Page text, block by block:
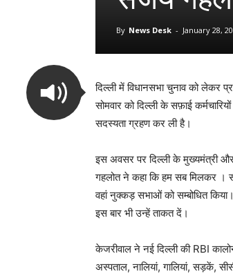
By News Desk - January 28,
दिल्ली में विधानसभा चुनाव को लेकर
सोमवार को दिल्ली के सफ़ाई
सदस्यता ग्रहण कर ली है।
इस अवसर पर दिल्ली के मुख्यमंत्री और
गहलोत ने कहा कि हम सब मिलकर ।
वहां नुक्कड़ सभाओं को सम्बोधित
इस बार भी उन्हें ताकत दें।
केजरीवाल ने नई दिल्ली की RBI
अस्पताल, नालियां, गालियां, सड़कें,